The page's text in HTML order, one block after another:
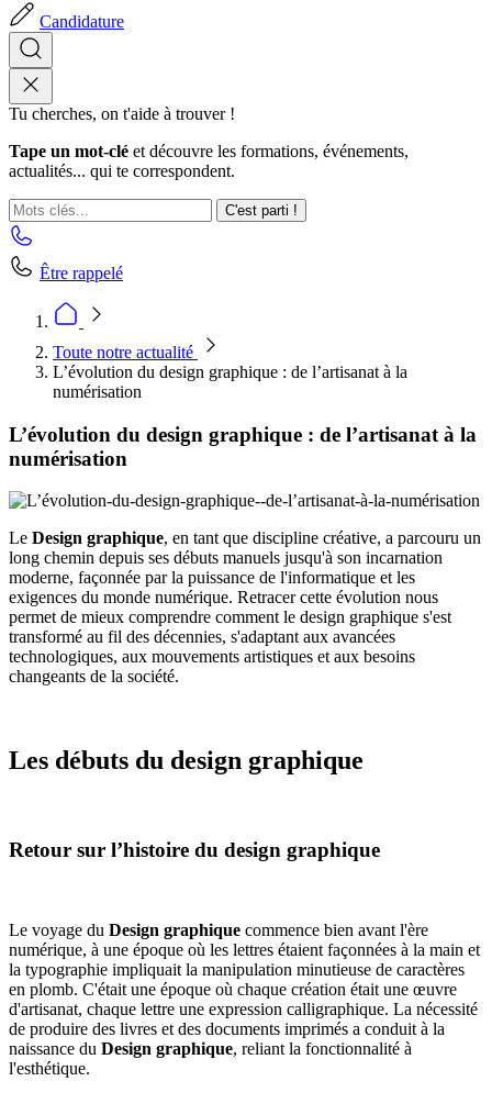
Candidature
Tu cherches, on t'aide à trouver !
Tape un mot-clé et découvre les formations, événements,
actualités... qui te correspondent.
C'est parti !
Être rappelé
Toute notre actualité
L’évolution du design graphique : de l’artisanat à la
numérisation
L’évolution du design graphique : de l’artisanat à la
numérisation
Le Design graphique, en tant que discipline créative, a parcouru un
long chemin depuis ses débuts manuels jusqu'à son incarnation
moderne, façonnée par la puissance de l'informatique et les
exigences du monde numérique. Retracer cette évolution nous
permet de mieux comprendre comment le design graphique s'est
transformé au fil des décennies, s'adaptant aux avancées
technologiques, aux mouvements artistiques et aux besoins
changeants de la société.
Les débuts du design graphique
Retour sur l’histoire du design graphique
Le voyage du Design graphique commence bien avant l'ère
numérique, à une époque où les lettres étaient façonnées à la main et
la typographie impliquait la manipulation minutieuse de caractères
en plomb. C'était une époque où chaque création était une œuvre
d'artisanat, chaque lettre une expression calligraphique. La nécessité
de produire des livres et des documents imprimés a conduit à la
naissance du Design graphique, reliant la fonctionnalité à
l'esthétique.